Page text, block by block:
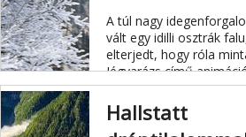
A túl nagy
vált egy idilli osztrák
elterjedt, hogy róla
Jégvarázs című
kasszasiker királyságát,
Hallstatt